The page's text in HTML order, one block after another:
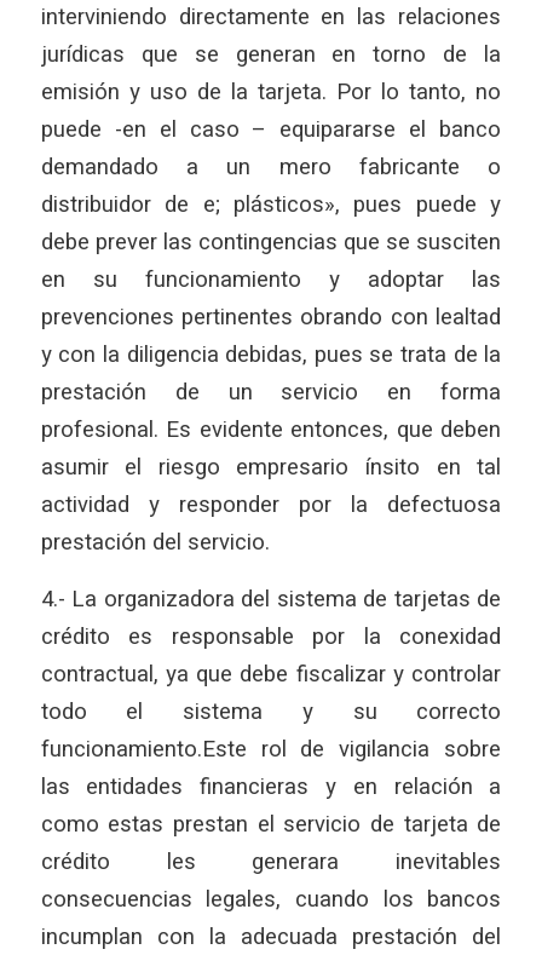
interviniendo directamente en las relaciones
jurídicas que se generan en torno de la
emisión y uso de la tarjeta. Por lo tanto, no
puede -en el caso – equipararse el banco
demandado a un mero fabricante o
distribuidor de e; plásticos», pues puede y
debe prever las contingencias que se susciten
en su funcionamiento y adoptar las
prevenciones pertinentes obrando con lealtad
y con la diligencia debidas, pues se trata de la
prestación de un servicio en forma
profesional. Es evidente entonces, que deben
asumir el riesgo empresario ínsito en tal
actividad y responder por la defectuosa
prestación del servicio.
4.- La organizadora del sistema de tarjetas de
crédito es responsable por la conexidad
contractual, ya que debe fiscalizar y controlar
todo el sistema y su correcto
funcionamiento.Este rol de vigilancia sobre
las entidades financieras y en relación a
como estas prestan el servicio de tarjeta de
crédito les generara inevitables
consecuencias legales, cuando los bancos
incumplan con la adecuada prestación del